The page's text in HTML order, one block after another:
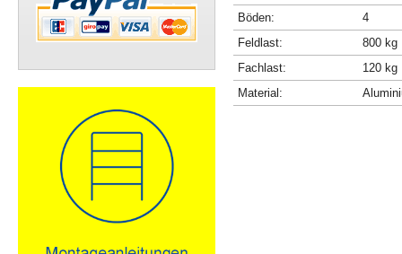
Böden:
4
Feldlast:
800 kg
Fachlast:
120 kg
Material: